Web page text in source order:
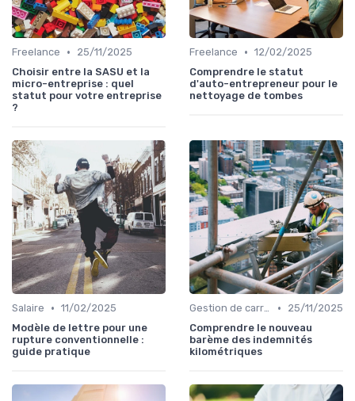
Freelance •
25/11/2025
Choisir entre la SASU et la
micro-entreprise : quel
statut pour votre entreprise
?
Freelance • 12/02/2025
Comprendre le statut
d'auto-entrepreneur pour le
nettoyage de tombes
Salaire • 11/02/2025
Modèle de lettre pour une
rupture conventionnelle :
guide pratique
Gestion de carrière •
25/11/2025
Comprendre le nouveau
barème des indemnités
kilométriques